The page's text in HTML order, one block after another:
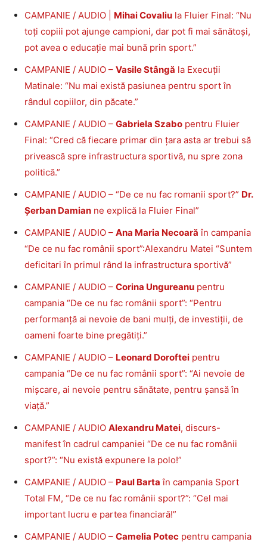
CAMPANIE / AUDIO | Mihai Covaliu la Fluier Final: “Nu
toți copiii pot ajunge campioni, dar pot fi mai sănătoși,
pot avea o educație mai bună prin sport.”
CAMPANIE / AUDIO – Vasile Stângă la Execuții
Matinale: “Nu mai există pasiunea pentru sport în
rândul copiilor, din păcate.”
CAMPANIE / AUDIO – Gabriela Szabo pentru Fluier
Final: “Cred că fiecare primar din țara asta ar trebui să
privească spre infrastructura sportivă, nu spre zona
politică.”
CAMPANIE / AUDIO – “De ce nu fac romanii sport?” Dr.
Șerban Damian ne explică la Fluier Final”
CAMPANIE / AUDIO – Ana Maria Necoară în campania
“De ce nu fac românii sport”:Alexandru Matei “Suntem
deficitari în primul rând la infrastructura sportivă”
CAMPANIE / AUDIO – Corina Ungureanu pentru
campania “De ce nu fac românii sport”: “Pentru
performanță ai nevoie de bani mulți, de investiții, de
oameni foarte bine pregătiți.”
CAMPANIE / AUDIO – Leonard Doroftei pentru
campania “De ce nu fac românii sport”: “Ai nevoie de
mișcare, ai nevoie pentru sănătate, pentru șansă în
viață.”
CAMPANIE / AUDIO Alexandru Matei, discurs-
manifest în cadrul campaniei “De ce nu fac românii
sport?”: “Nu există expunere la polo!”
CAMPANIE / AUDIO – Paul Barta în campania Sport
Total FM, “De ce nu fac românii sport?”: “Cel mai
important lucru e partea financiară!”
CAMPANIE / AUDIO – Camelia Potec pentru campania